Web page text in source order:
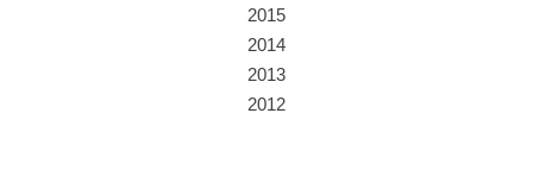
2015
2014
2013
2012